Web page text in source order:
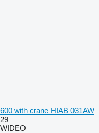
600 with crane HIAB 031AW
29
WIDEO